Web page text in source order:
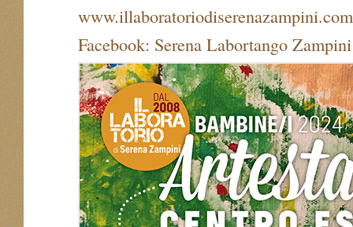
www.illaboratoriodiserenazampini.com
Facebook: Serena Labortango Zampini